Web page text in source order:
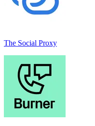
The Social Proxy